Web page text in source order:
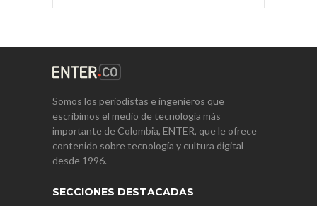
Somos los periodistas e ingenieros que
escribimos el medio de tecnología más
importante de Colombia, ENTER, que le ofrece
contenido sobre tecnología y cultura digital
desde 1996.
SECCIONES DESTACADAS